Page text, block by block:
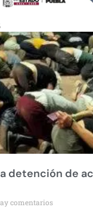
detención de
comentarios